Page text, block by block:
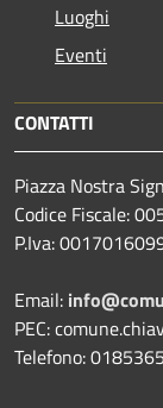
Luoghi
Eventi
CONTATTI
Piazza Nostra
Codice Fiscale:
P.Iva:
Email:
PEC:
Telefono: